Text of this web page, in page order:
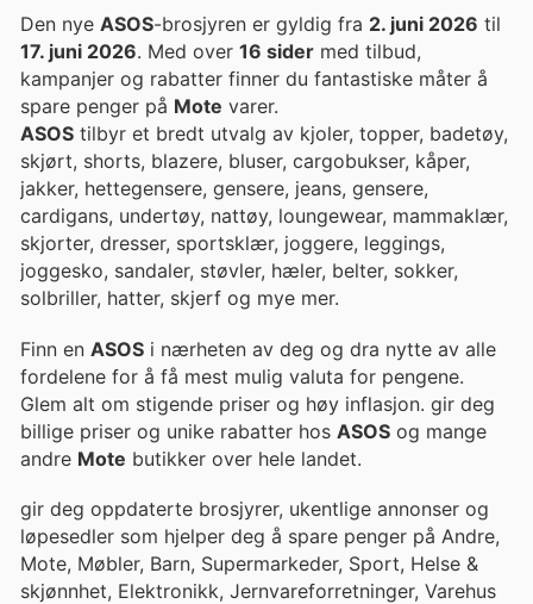
Den nye ASOS-brosjyren er gyldig fra 2. juni 2026 til
17. juni 2026. Med over 16 sider med tilbud,
kampanjer og rabatter finner du fantastiske måter å
spare penger på Mote varer.
ASOS tilbyr et bredt utvalg av kjoler, topper, badetøy,
skjørt, shorts, blazere, bluser, cargobukser, kåper,
jakker, hettegensere, gensere, jeans, gensere,
cardigans, undertøy, nattøy, loungewear, mammaklær,
skjorter, dresser, sportsklær, joggere, leggings,
joggesko, sandaler, støvler, hæler, belter, sokker,
solbriller, hatter, skjerf og mye mer.
Finn en ASOS i nærheten av deg og dra nytte av alle
fordelene for å få mest mulig valuta for pengene.
Glem alt om stigende priser og høy inflasjon. gir deg
billige priser og unike rabatter hos ASOS og mange
andre Mote butikker over hele landet.
gir deg oppdaterte brosjyrer, ukentlige annonser og
løpesedler som hjelper deg å spare penger på Andre,
Mote, Møbler, Barn, Supermarkeder, Sport, Helse &
skjønnhet, Elektronikk, Jernvareforretninger, Varehus